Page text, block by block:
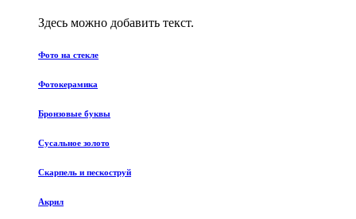
Здесь можно добавить текст.
Фото на стекле
Фотокерамика
Бронзовые буквы
Сусальное золото
Скарпель и пескоструй
Акрил